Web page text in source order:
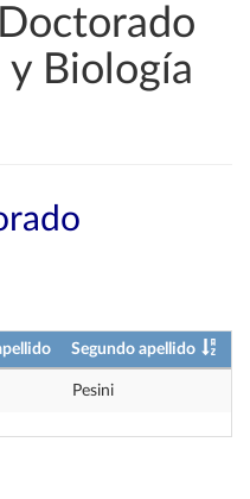
Biología
Segundo apellido
Pesini